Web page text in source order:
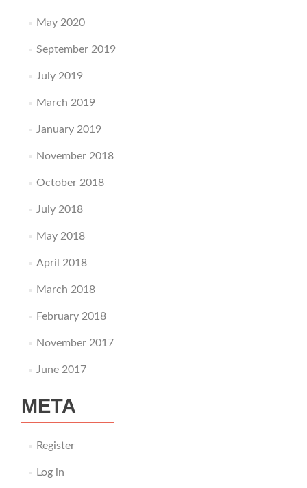
May 2020
September 2019
July 2019
March 2019
January 2019
November 2018
October 2018
July 2018
May 2018
April 2018
March 2018
February 2018
November 2017
June 2017
META
Register
Log in